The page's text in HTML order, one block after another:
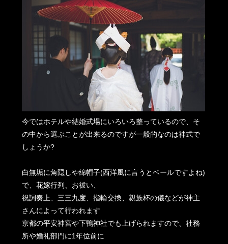
今ではホテルや結婚式場にいろいろ整っているので、そ
の中から選ぶことが出来るのですが一般的なのは神式で
しょうか?
白無垢に角隠しや綿帽子(西洋風に言うとベールですよね)
で、花嫁行列、お祓い、
祝詞奏上、三三九度、指輪交換、親族杯の儀などが神主
さんによって行われます
京都の平安神宮や下鴨神社でも上げられますので、社務
所や婚礼部門に1年位前に